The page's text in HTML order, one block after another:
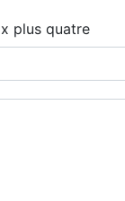
plus quatre